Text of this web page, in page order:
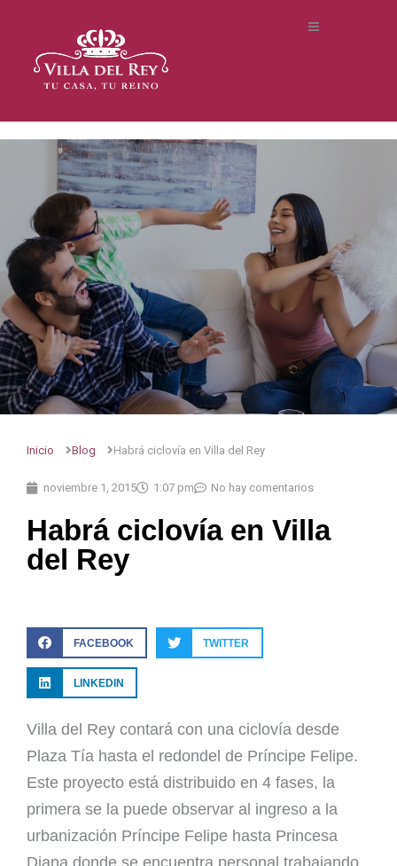
Inicio Blog Habrá ciclovía en Villa del Rey
noviembre 1, 2015 1:07 pm No hay comentarios
Habrá ciclovía en Villa
del Rey
FACEBOOK TWITTER
LINKEDIN
Villa del Rey contará con una ciclovía desde
Plaza Tía hasta el redondel de Príncipe Felipe.
Este proyecto está distribuido en 4 fases, la
primera se la puede observar al ingreso a la
urbanización Príncipe Felipe hasta Princesa